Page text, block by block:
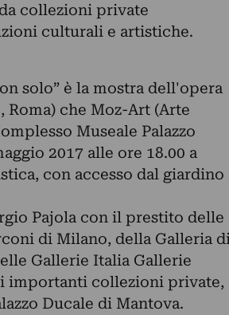
collezioni private
culturali e artistiche.
solo” è la mostra dell'opera
Roma) che Moz-Art (Arte
Museale Palazzo
2017 alle ore 18.00 a
con accesso dal giardino
Pajola con il prestito delle
di Milano, della Galleria
Gallerie Italia Gallerie
importanti collezioni private,
Ducale di Mantova.